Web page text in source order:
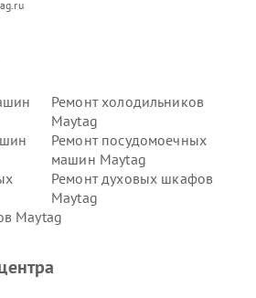
Ремонт холодильников
Maytag
Ремонт посудомоечных
машин Maytag
Ремонт духовых шкафов
Maytag
Maytag